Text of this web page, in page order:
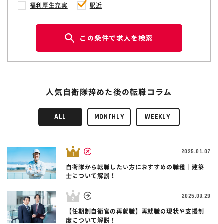
福利厚生充実 駅近
この条件で求人を検索
人気自衛隊辞めた後の転職コラム
ALL MONTHLY WEEKLY
2025.04.07
自衛隊から転職したい方におすすめの職種｜建築
士について解説！
2025.08.29
【任期制自衛官の再就職】再就職の現状や支援制
度について解説！